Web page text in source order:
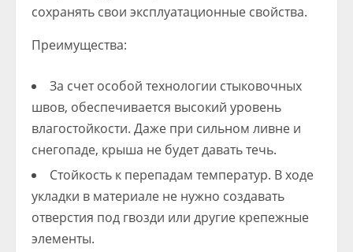
сохранять свои эксплуатационные свойства.
Преимущества:
За счет особой технологии стыковочных
швов, обеспечивается высокий уровень
влагостойкости. Даже при сильном ливне и
снегопаде, крыша не будет давать течь.
Стойкость к перепадам температур. В ходе
укладки в материале не нужно создавать
отверстия под гвозди или другие крепежные
элементы.